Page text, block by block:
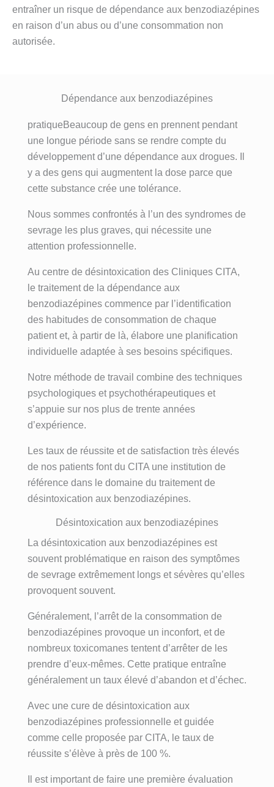
entraîner un risque de dépendance aux benzodiazépines
en raison d’un abus ou d’une consommation non
autorisée.
Dépendance aux benzodiazépines
pratiqueBeaucoup de gens en prennent pendant
une longue période sans se rendre compte du
développement d’une dépendance aux drogues. Il
y a des gens qui augmentent la dose parce que
cette substance crée une tolérance.
Nous sommes confrontés à l’un des syndromes de
sevrage les plus graves, qui nécessite une
attention professionnelle.
Au centre de désintoxication des Cliniques CITA,
le traitement de la dépendance aux
benzodiazépines commence par l’identification
des habitudes de consommation de chaque
patient et, à partir de là, élabore une planification
individuelle adaptée à ses besoins spécifiques.
Notre méthode de travail combine des techniques
psychologiques et psychothérapeutiques et
s’appuie sur nos plus de trente années
d’expérience.
Les taux de réussite et de satisfaction très élevés
de nos patients font du CITA une institution de
référence dans le domaine du traitement de
désintoxication aux benzodiazépines.
Désintoxication aux benzodiazépines
La désintoxication aux benzodiazépines est
souvent problématique en raison des symptômes
de sevrage extrêmement longs et sévères qu’elles
provoquent souvent.
Généralement, l’arrêt de la consommation de
benzodiazépines provoque un inconfort, et de
nombreux toxicomanes tentent d’arrêter de les
prendre d’eux-mêmes. Cette pratique entraîne
généralement un taux élevé d’abandon et d’échec.
Avec une cure de désintoxication aux
benzodiazépines professionnelle et guidée
comme celle proposée par CITA, le taux de
réussite s’élève à près de 100 %.
Il est important de faire une première évaluation